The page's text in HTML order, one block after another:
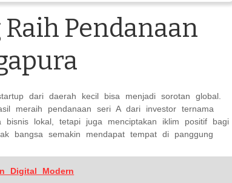
Pendanaan
dari daerah kecil bisa menjadi sorotan global.
meraih pendanaan seri A dari investor ternama
bisnis lokal, tetapi juga menciptakan iklim positif bagi
bangsa semakin mendapat tempat di panggung
Digital Modern